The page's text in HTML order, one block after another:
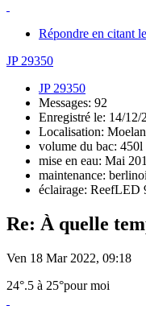
Répondre en citant
JP 29350
JP 29350
Messages: 92
Enregistré le: 14/12/
Localisation:
volume du bac: 450l
mise en eau: Mai
maintenance:
éclairage: ReefLED
Re: À quelle
Ven 18 Mar 2022, 09:18
24°.5 à 25°pour moi